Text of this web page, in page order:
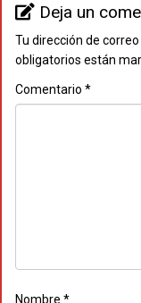
Deja un
Tu dirección de
obligatorios están
Comentario *
Nombre *